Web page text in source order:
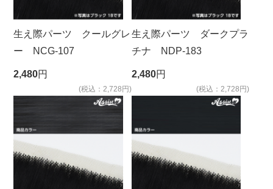
生え際パーツ クールグレ
ー NCG-107
2,480円
(税込：2,728円)
生え際パーツ ダークプラ
チナ NDP-183
2,480円
(税込：2,728円)